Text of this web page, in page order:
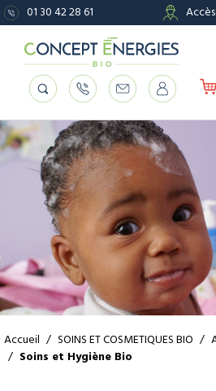
01 30 42 28 61
Accueil / SOINS ET COSMETIQUES BIO /
/ Soins et Hygiène Bio